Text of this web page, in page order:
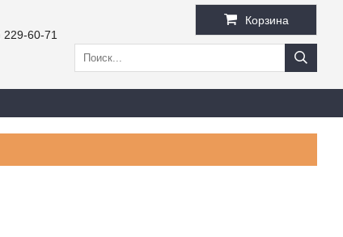
229-60-71
Корзина